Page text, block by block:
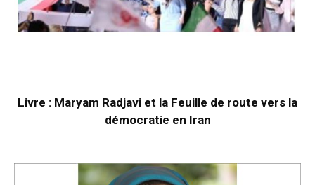
Livre : Maryam Radjavi et la Feuille de route vers la
démocratie en Iran